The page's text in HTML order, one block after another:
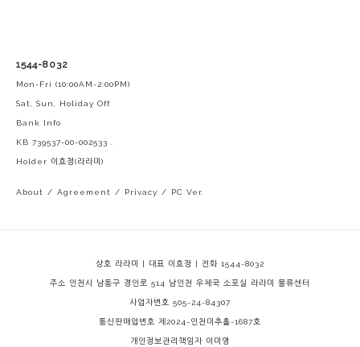
1544-8032
Mon-Fri (10:00AM-2:00PM)
Sat, Sun, Holiday Off
Bank Info
KB 739537-00-002533 .
Holder 이효정(라라미)
About / Agreement / Privacy / PC Ver.
상호 라라미 | 대표 이효정 | 전화 1544-8032
주소 인천시 남동구 경인로 514 남인천 우체국 소포실 라라미 물류센터
사업자번호 505-24-84307
통신판매업번호 제2024-인천미추홀-1687호
개인정보관리책임자 이미영